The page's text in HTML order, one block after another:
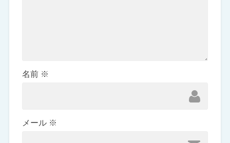
名前 ※
メール ※